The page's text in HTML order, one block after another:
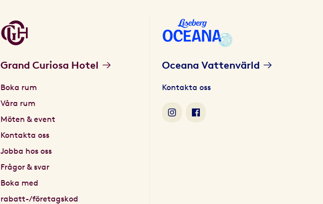
Grand Curiosa Hotel
Boka rum
Våra rum
Möten & event
Kontakta oss
Jobba hos oss
Frågor & svar
Boka med
rabatt-/företagskod
Oceana Vattenvärld
Kontakta oss